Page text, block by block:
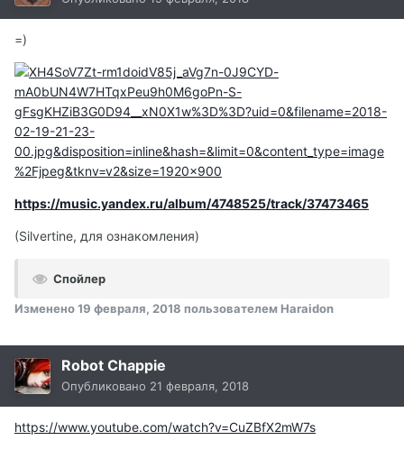
=)
https://music.yandex.ru/album/4748525/track/37473465
(Silvertine, для ознакомления)
Спойлер
Изменено19 февраля, 2018 пользователем Haraidon
Robot Chappie
Опубликовано 21 февраля, 2018
https://www.youtube.com/watch?v=CuZBfX2mW7s